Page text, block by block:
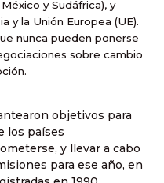
y Sudáfrica), y
y la Unión Europea (UE).
nunca pueden ponerse
sobre cambio
objetivos para
los países
y llevar a cabo
para ese año, en